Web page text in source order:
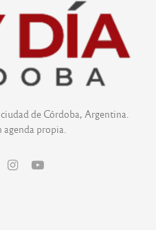
de Córdoba, Argentina.
propia.